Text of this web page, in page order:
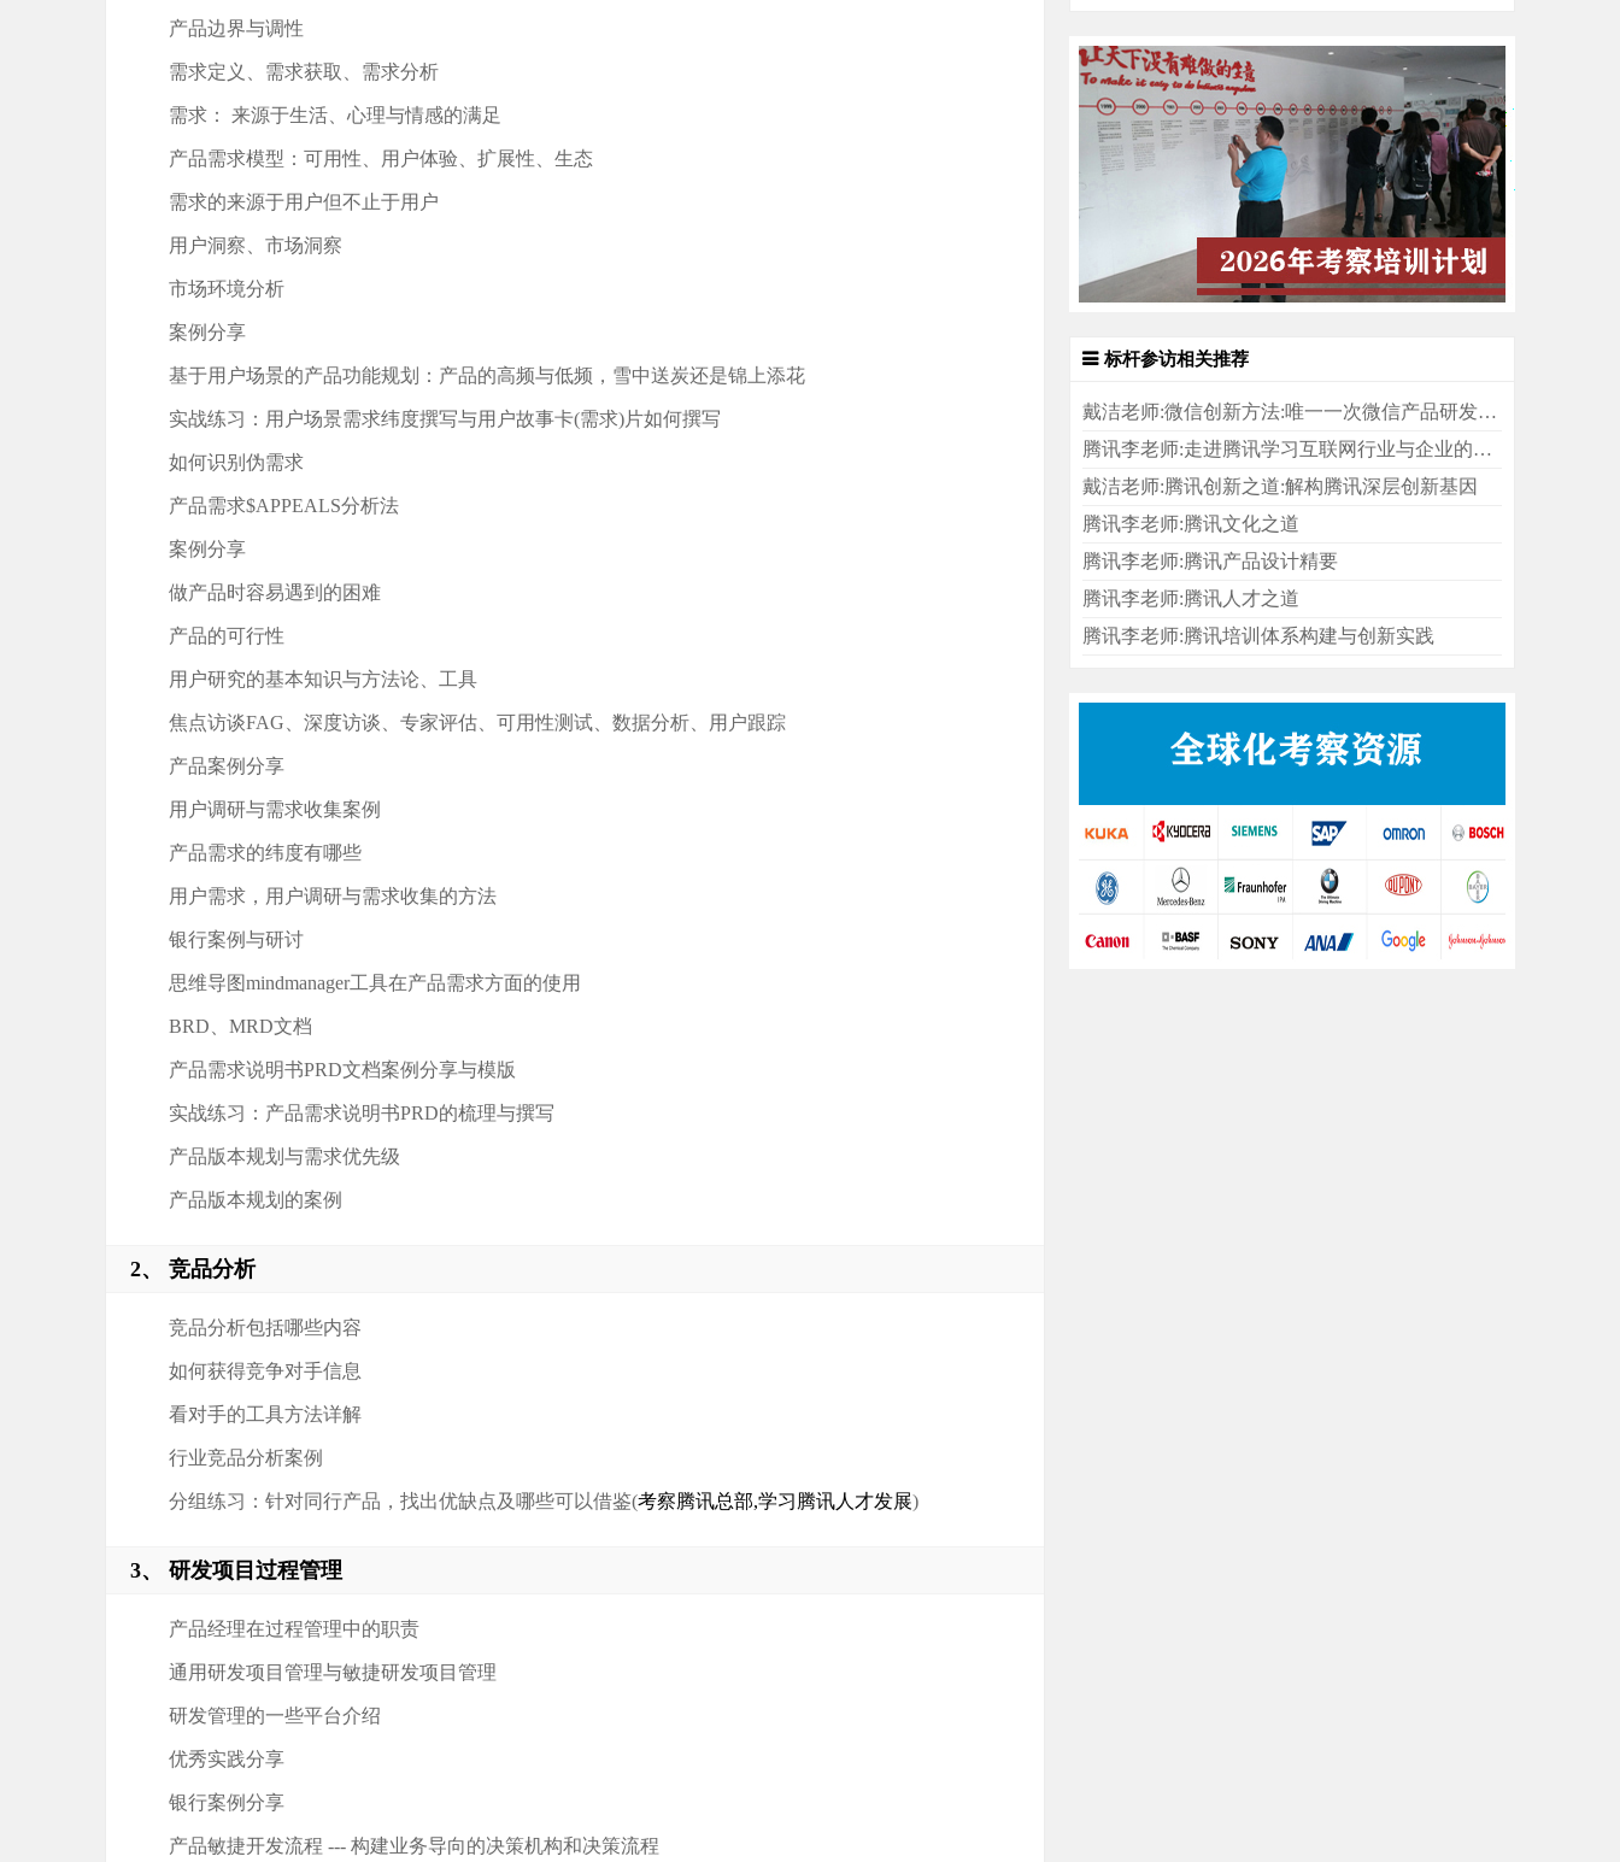
产品边界与调性
需求定义、需求获取、需求分析
需求： 来源于生活、心理与情感的满足
产品需求模型：可用性、用户体验、扩展性、生态
需求的来源于用户但不止于用户
用户洞察、市场洞察
市场环境分析
案例分享
基于用户场景的产品功能规划：产品的高频与低频，雪中送炭还是锦上添花
实战练习：用户场景需求纬度撰写与用户故事卡(需求)片如何撰写
如何识别伪需求
产品需求$APPEALS分析法
案例分享
做产品时容易遇到的困难
产品的可行性
用户研究的基本知识与方法论、工具
焦点访谈FAG、深度访谈、专家评估、可用性测试、数据分析、用户跟踪
产品案例分享
用户调研与需求收集案例
产品需求的纬度有哪些
用户需求，用户调研与需求收集的方法
银行案例与研讨
思维导图mindmanager工具在产品需求方面的使用
BRD、MRD文档
产品需求说明书PRD文档案例分享与模版
实战练习：产品需求说明书PRD的梳理与撰写
产品版本规划与需求优先级
产品版本规划的案例
2、 竞品分析
竞品分析包括哪些内容
如何获得竞争对手信息
看对手的工具方法详解
行业竞品分析案例
分组练习：针对同行产品，找出优缺点及哪些可以借鉴(考察腾讯总部,学习腾讯人才发展)
3、 研发项目过程管理
产品经理在过程管理中的职责
通用研发项目管理与敏捷研发项目管理
研发管理的一些平台介绍
优秀实践分享
银行案例分享
产品敏捷开发流程 --- 构建业务导向的决策机构和决策流程
标杆参访相关推荐
戴洁老师:微信创新方法:唯一一次微信产品研发的内部复盘
腾讯李老师:走进腾讯学习互联网行业与企业的发展变化
戴洁老师:腾讯创新之道:解构腾讯深层创新基因
腾讯李老师:腾讯文化之道
腾讯李老师:腾讯产品设计精要
腾讯李老师:腾讯人才之道
腾讯李老师:腾讯培训体系构建与创新实践